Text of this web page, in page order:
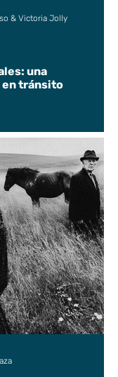
una
tránsito
& Victoria Jolly